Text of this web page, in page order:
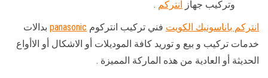
وتركيب جهاز انتركم .
انتركم باناسونيك الكويت فني تركيب انتركوم panasonic بدالات
خدمات تركيب و بيع و توريد كافة الموديلات أو الاشكال أو الاأواع
الحديثة أو العادية من هذه الماركة المميزة .